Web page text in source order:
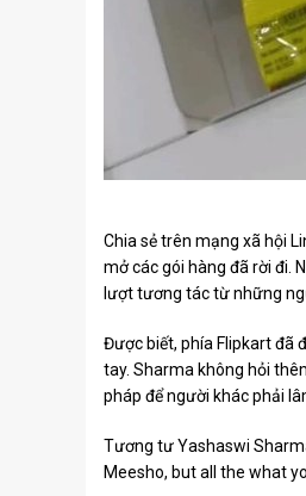
Chia sẻ trên mạng xã hội
mở các gói hàng đã rời đi.
lượt tương tác từ những
Được biết, phía Flipkart đã
tay. Sharma không hỏi
pháp để người khác phải
Tương tư Yashaswi
Meesho, but all the what